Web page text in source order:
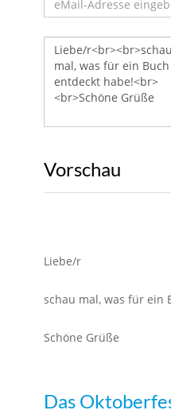
Vorschau
Liebe/r
schau mal, was für ein
Schöne Grüße
Das